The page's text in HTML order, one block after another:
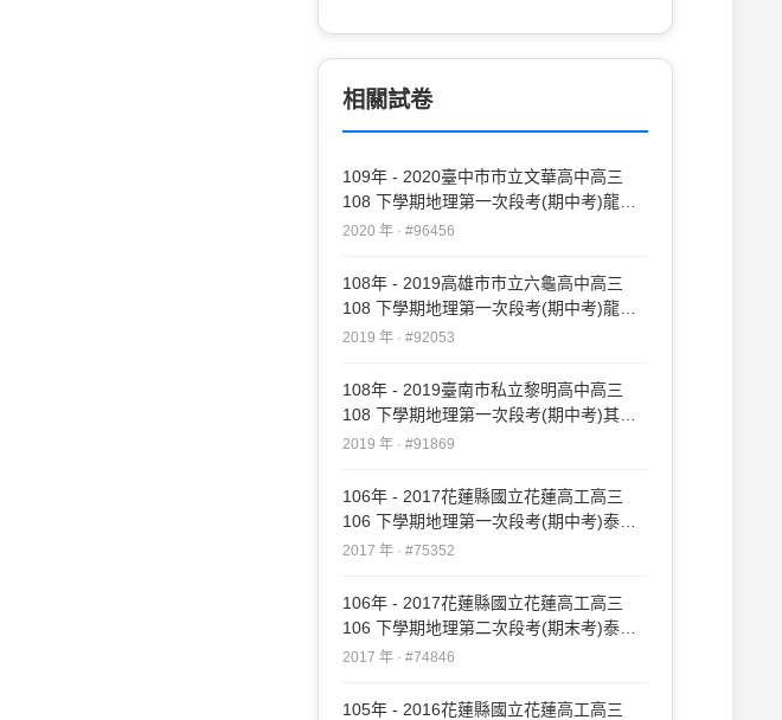
相關試卷
109年 - 2020臺中市市立文華高中高三
108 下學期地理第一次段考(期中考)龍騰
#96456
2020 年 · #96456
108年 - 2019高雄市市立六龜高中高三
108 下學期地理第一次段考(期中考)龍騰
#92053
2019 年 · #92053
108年 - 2019臺南市私立黎明高中高三
108 下學期地理第一次段考(期中考)其他
#91869
2019 年 · #91869
106年 - 2017花蓮縣國立花蓮高工高三
106 下學期地理第一次段考(期中考)泰宇
#75352
2017 年 · #75352
106年 - 2017花蓮縣國立花蓮高工高三
106 下學期地理第二次段考(期末考)泰宇
#74846
2017 年 · #74846
105年 - 2016花蓮縣國立花蓮高工高三